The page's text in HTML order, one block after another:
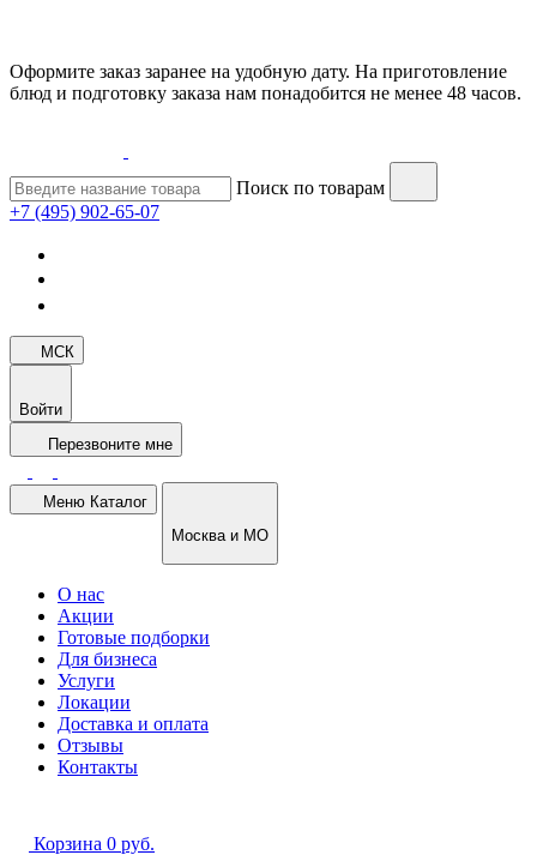
Оформите заказ заранее на удобную дату. На приготовление
блюд и подготовку заказа нам понадобится не менее 48 часов.
Поиск по товарам
+7 (495) 902-65-07
МСК
Войти
Перезвоните мне
Меню Каталог
Москва и МО
О нас
Акции
Готовые подборки
Для бизнеса
Услуги
Локации
Доставка и оплата
Отзывы
Контакты
Корзина 0 руб.